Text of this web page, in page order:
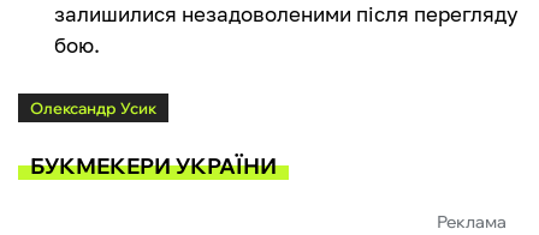
залишилися незадоволеними після перегляду
бою.
Олександр Усик
БУКМЕКЕРИ УКРАЇНИ
Реклама